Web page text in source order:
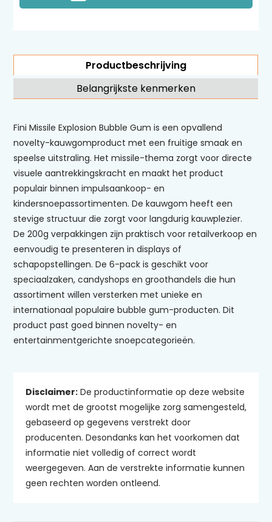
Productbeschrijving
Fini Missile Explosion Bubble Gum is een opvallend
novelty-kauwgomproduct met een fruitige smaak en
speelse uitstraling. Het missile-thema zorgt voor directe
visuele aantrekkingskracht en maakt het product
populair binnen impulsaankoop- en
kindersnoepassortimenten. De kauwgom heeft een
stevige structuur die zorgt voor langdurig kauwplezier.
De 200g verpakkingen zijn praktisch voor retailverkoop en
eenvoudig te presenteren in displays of
schapopstellingen. De 6-pack is geschikt voor
speciaalzaken, candyshops en groothandels die hun
assortiment willen versterken met unieke en
internationaal populaire bubble gum-producten. Dit
product past goed binnen novelty- en
entertainmentgerichte snoepcategorieën.
Belangrijkste kenmerken
Disclaimer:De productinformatie op deze website
wordt met de grootst mogelijke zorg samengesteld,
gebaseerd op gegevens verstrekt door
producenten. Desondanks kan het voorkomen dat
informatie niet volledig of correct wordt
weergegeven. Aan de verstrekte informatie kunnen
geen rechten worden ontleend.